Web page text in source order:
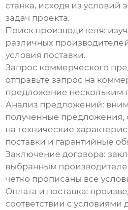
станка, исходя из условий
задач проекта.
Поиск производителя:
различных
условия поставки.
Запрос коммерческого
отправьте запрос на
предложение нескольким
Анализ предложений:
полученные предложения,
на технические
поставки и гарантийные
Заключение договора:
выбранным
четко прописаны все
Оплата и поставка:
соответствии с условиями